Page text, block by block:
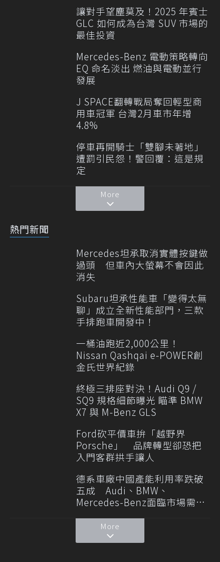
讓對手望塵莫及！2025 年賓士
GLC 如何成為台灣 SUV 市場的
最佳投資
Mercedes-Benz 電動策略轉向
EQ 命名淡出 燃油與電動並行
發展
J SPACE翻轉戰局奪回輕型商
用車冠軍 台灣2月車市年增
4.8%
停車再開騎士「雙腳未著地」
遭罰引民怨！警回覆：這是規
定
More
熱門新聞
Mercedes坦承取消實體按鍵做
過頭 但車內大螢幕不會因此
消失
Subaru坦承性能車「變得太無
聊」成立全新性能部門，三款
手排跑車開發中！
一桶油跑近2,000公里！
Nissan Qashqai e-POWER創
金氏世界紀錄
終極三排座對決！Audi Q9 /
SQ9 規格細節曝光 瞄準 BMW
X7 與 M-Benz GLS
Ford砍平價車拚「越野界
Porsche」 品牌轉型卻恐把
入門客群拱手讓人
德系車廠中國產能利用率跌破
五成 Audi、BMW、
Mercedes-Benz面臨市場需求
More